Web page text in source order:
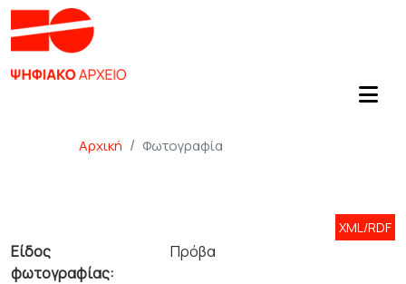
Αρχική Φωτογραφία
XML/RDF
Είδος
φωτογραφίας:
Πρόβα